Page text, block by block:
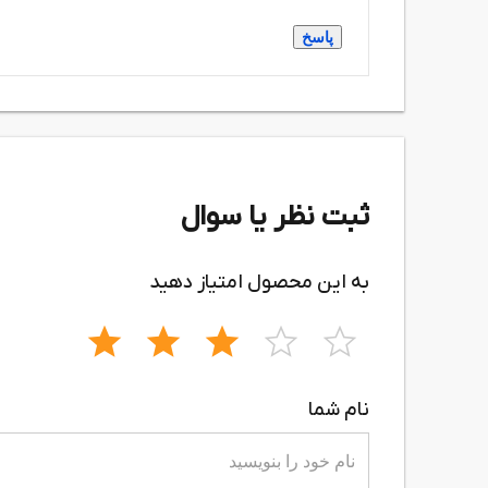
پاسخ
ثبت نظر یا سوال
به این محصول امتیاز دهید
نام شما